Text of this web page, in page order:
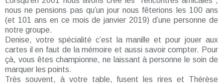
nous ne pensions pas qu’un jour nous fêterions les 100 ans
(et 101 ans en ce mois de janvier 2019) d’une personne de
notre groupe.
Denise, votre spécialité c’est la manille et pour jouer aux
cartes il en faut de la mémoire et aussi savoir compter. Pour
çà, vous êtes championne, ne laissant à personne le soin de
marquer les points.
Très souvent, à votre table, fusent les rires et Thérèse